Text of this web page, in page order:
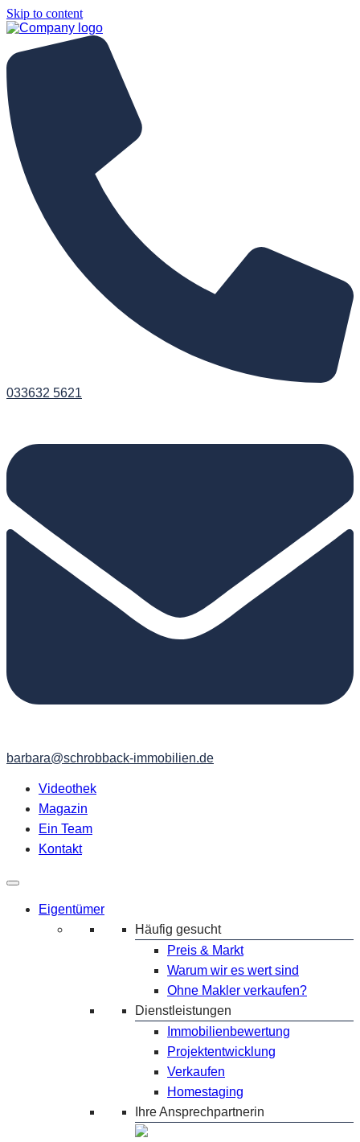
Skip to content
033632 5621
barbara@schrobback-immobilien.de
Videothek
Magazin
Ein Team
Kontakt
Eigentümer
Häufig gesucht
Preis & Markt
Warum wir es wert sind
Ohne Makler verkaufen?
Dienstleistungen
Immobilienbewertung
Projektentwicklung
Verkaufen
Homestaging
Ihre Ansprechpartnerin